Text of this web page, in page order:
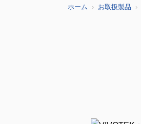
ホーム お取扱製品